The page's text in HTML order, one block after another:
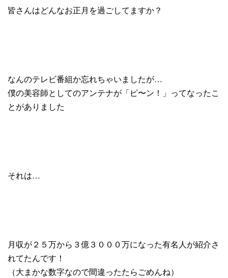
皆さんはどんなお正月を過ごしてますか？
なんのテレビ番組か忘れちゃいましたが…
僕の美容師としてのアンテナが「ピ〜ン！」ってなったこ
とがありました
それは…
月収が２５万から３億３０００万になった有名人が紹介さ
れてたんです！
（大まかな数字なので間違ったたらごめんね）